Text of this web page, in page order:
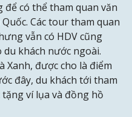
có thể tham quan văn
Các tour tham quan
vẫn có HDV cũng
khách nước ngoài.
Xanh, được cho là điểm
đây, du khách tới tham
ví lụa và đồng hồ